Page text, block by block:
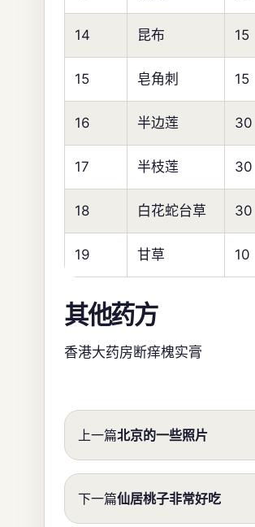
14 昆布 15
15 皂角刺 15
16 半边莲 30
17 半枝莲 30
18 白花蛇台草 30
19 甘草 10
其他药方
香港大药房断痒槐实膏
上一篇北京的一些照片
下一篇仙居桃子非常好吃